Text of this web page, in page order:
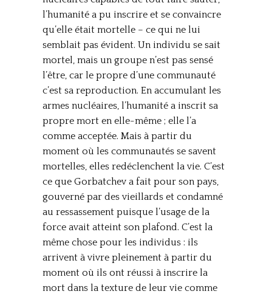
l’humanité a pu inscrire et se convaincre
qu’elle était mortelle – ce qui ne lui
semblait pas évident. Un individu se sait
mortel, mais un groupe n’est pas sensé
l’être, car le propre d’une communauté
c’est sa reproduction. En accumulant les
armes nucléaires, l’humanité a inscrit sa
propre mort en elle-même ; elle l’a
comme acceptée. Mais à partir du
moment où les communautés se savent
mortelles, elles redéclenchent la vie. C’est
ce que Gorbatchev a fait pour son pays,
gouverné par des vieillards et condamné
au ressassement puisque l’usage de la
force avait atteint son plafond. C’est la
même chose pour les individus : ils
arrivent à vivre pleinement à partir du
moment où ils ont réussi à inscrire la
mort dans la texture de leur vie comme